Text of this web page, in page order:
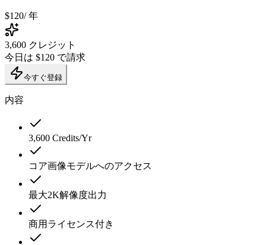
$120/ 年
3,600 クレジット
今日は $120 で請求
今すぐ登録
内容
3,600 Credits/Yr
コア画像モデルへのアクセス
最大2K解像度出力
商用ライセンス付き